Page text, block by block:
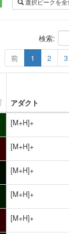
選択ピークを
検索:
前
1 2 3
アダクト
[M+H]+
[M+H]+
[M+H]+
[M+H]+
[M+H]+